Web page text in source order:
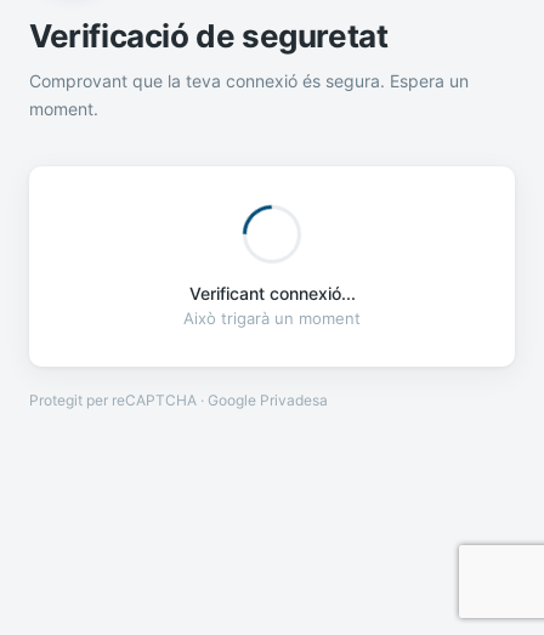
Verificació de seguretat
Comprovant que la teva connexió és segura. Espera un
moment.
Verificant connexió...
Això trigarà un moment
Protegit per reCAPTCHA · Google Privadesa